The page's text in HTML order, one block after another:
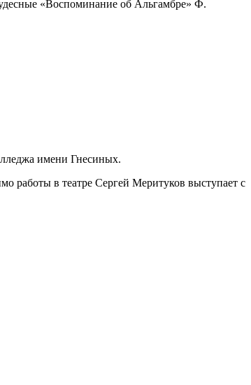
«Воспоминание об Альгамбре» Ф.
имени Гнесиных.
работы в театре Сергей Меритуков выступает с